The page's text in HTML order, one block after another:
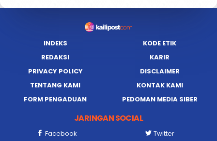
INDEKS
KODE ETIK
REDAKSI
KARIR
PRIVACY POLICY
DISCLAIMER
TENTANG KAMI
KONTAK KAMI
FORM PENGADUAN
PEDOMAN MEDIA SIBER
JARINGAN SOCIAL
Facebook
Twitter